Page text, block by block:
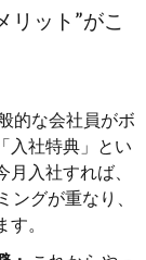
リット”がこ
的な会社員がボ
入社特典」とい
入社すれば、
グが重なり、
。